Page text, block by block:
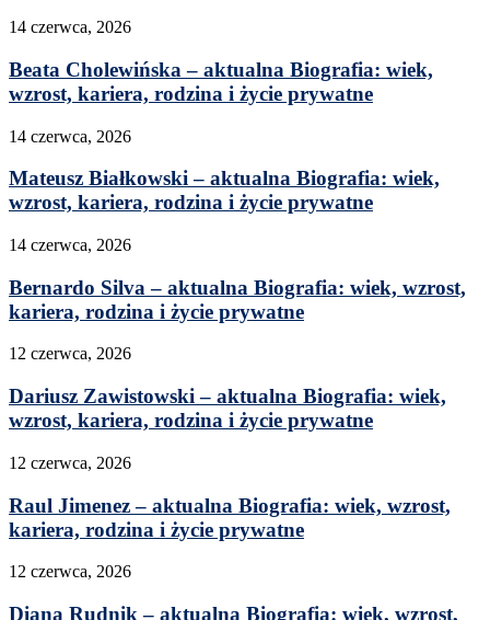
14 czerwca, 2026
Beata Cholewińska – aktualna Biografia: wiek,
wzrost, kariera, rodzina i życie prywatne
14 czerwca, 2026
Mateusz Białkowski – aktualna Biografia: wiek,
wzrost, kariera, rodzina i życie prywatne
14 czerwca, 2026
Bernardo Silva – aktualna Biografia: wiek, wzrost,
kariera, rodzina i życie prywatne
12 czerwca, 2026
Dariusz Zawistowski – aktualna Biografia: wiek,
wzrost, kariera, rodzina i życie prywatne
12 czerwca, 2026
Raul Jimenez – aktualna Biografia: wiek, wzrost,
kariera, rodzina i życie prywatne
12 czerwca, 2026
Diana Rudnik – aktualna Biografia: wiek, wzrost,